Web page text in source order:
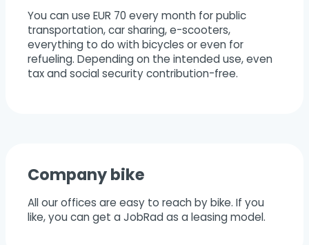
You can use EUR 70 every month for public
transportation, car sharing, e-scooters,
everything to do with bicycles or even for
refueling. Depending on the intended use, even
tax and social security contribution-free.
Company bike
All our offices are easy to reach by bike. If you
like, you can get a JobRad as a leasing model.